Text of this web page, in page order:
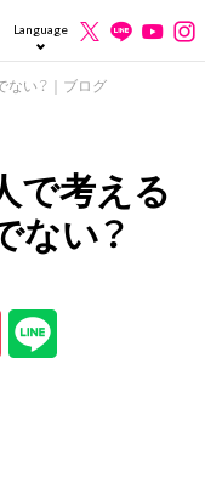
Language
ない？｜ブログ
で考える
ない？